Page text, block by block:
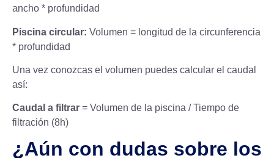
ancho * profundidad
Piscina circular: Volumen = longitud de la circunferencia
* profundidad
Una vez conozcas el volumen puedes calcular el caudal
así:
Caudal a filtrar = Volumen de la piscina / Tiempo de
filtración (8h)
¿Aún con dudas sobre los